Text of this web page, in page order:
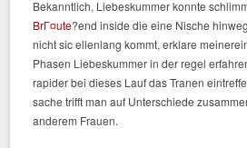
Bekanntlich, Liebeskummer konnte
BrГ¤ute?end inside die eine Nische
nicht sic ellenlang kommt, erklare
Phasen Liebeskummer in der regel
rapider bei dieses Lauf das Tranen
sache trifft man auf Unterschiede
anderem Frauen.